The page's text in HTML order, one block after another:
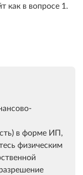
как в вопросе 1.
в форме ИП,
физическим